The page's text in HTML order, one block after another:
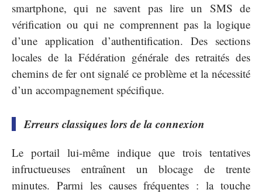
smartphone, qui ne savent pas lire un SMS de
vérification ou qui ne comprennent pas la logique
d’une application d’authentification. Des sections
locales de la Fédération générale des retraités des
chemins de fer ont signalé ce problème et la nécessité
d’un accompagnement spécifique.
Erreurs classiques lors de la connexion
Le portail lui-même indique que trois tentatives
infructueuses entraînent un blocage de trente
minutes. Parmi les causes fréquentes : la touche